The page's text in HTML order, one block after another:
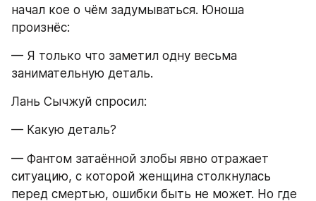
начал кое о чём задумываться. Юноша
произнёс:
— Я только что заметил одну весьма
занимательную деталь.
Лань Сычжуй спросил:
— Какую деталь?
— Фантом затаённой злобы явно отражает
ситуацию, с которой женщина столкнулась
перед смертью, ошибки быть не может. Но где